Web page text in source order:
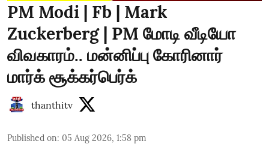
PM Modi | Fb | Mark
Zuckerberg | PM மோடி வீடியோ
விவகாரம்.. மன்னிப்பு கோரினார்
மார்க் சூக்கர்பெர்க்
thanthitv
Published on: 05 Aug 2026, 1:58 pm